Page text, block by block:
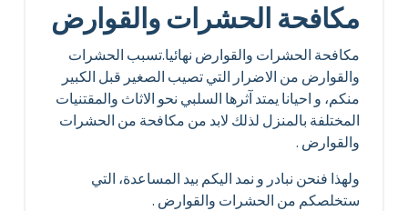
مكافحة الحشرات والقوارض
مكافحة الحشرات والقوارض نهائيا.تسبب الحشرات
والقوارض من الاضرار التي تصيب الصغير قبل الكبير
منكم، و احيانا يمتد آثرها السلبي نحو الاثاث والمقتنيات
المختلفة بالمنزل لذلك لابد من مكافحة من الحشرات
والقوارض .
ولهذا فنحن نبادر و نمد اليكم بيد المساعدة، التي
ستخلصكم من الحشرات والقوارض .